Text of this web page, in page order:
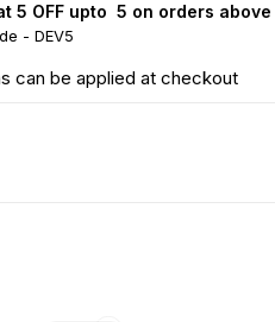
₹5 OFF upto ₹ 5 on orders above
- DEV5
can be applied at checkout